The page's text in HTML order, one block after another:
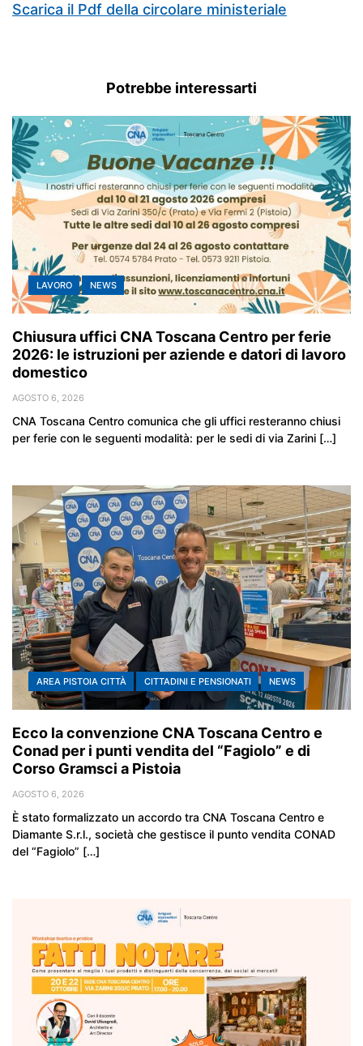
Scarica il Pdf della circolare ministeriale
Potrebbe interessarti
LAVORO NEWS
Chiusura uffici CNA Toscana Centro per ferie
2026: le istruzioni per aziende e datori di lavoro
domestico
AGOSTO 6, 2026
CNA Toscana Centro comunica che gli uffici resteranno chiusi
per ferie con le seguenti modalità: per le sedi di via Zarini […]
AREA PISTOIA CITTÀ CITTADINI E PENSIONATI NEWS
Ecco la convenzione CNA Toscana Centro e
Conad per i punti vendita del “Fagiolo” e di
Corso Gramsci a Pistoia
AGOSTO 6, 2026
È stato formalizzato un accordo tra CNA Toscana Centro e
Diamante S.r.l., società che gestisce il punto vendita CONAD
del “Fagiolo” […]